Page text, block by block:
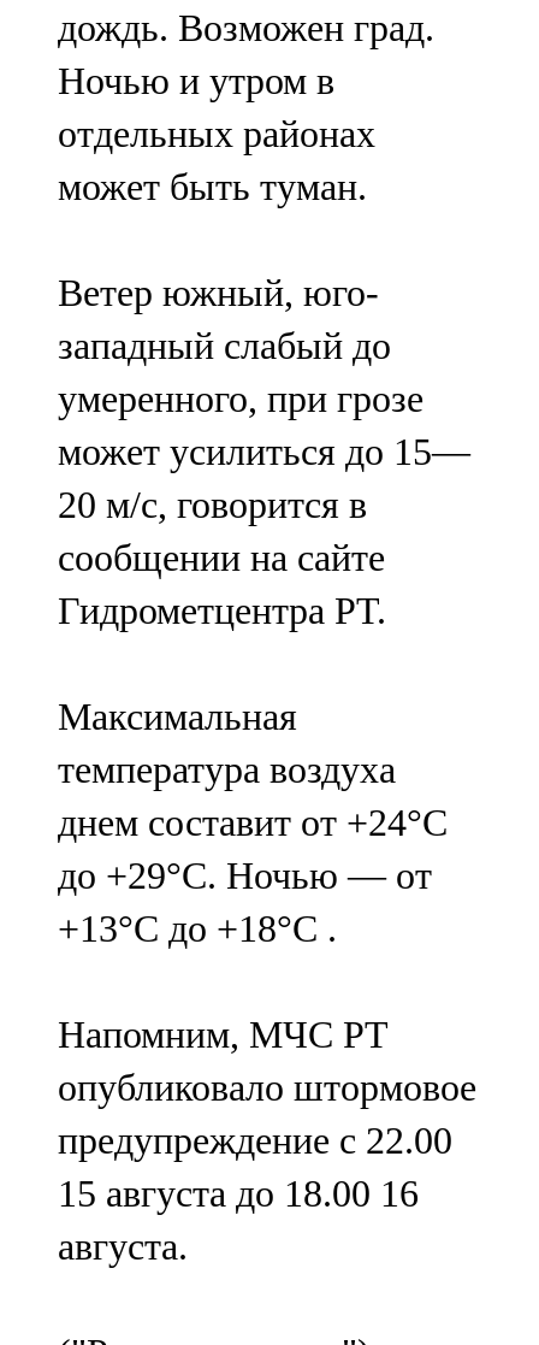
Нурлат
104,7 FM
Олы Әтнә
71,42 FM
107,8 FM
Теләче
106,1 FM
Түбән Кама
102,6 FM
Чирмешән
107,7 FM
103,0 FM
Чүпрәле
91,0 FM
Шәмәрдән
102,3 FM
107,0 FM
Яр Чаллы
105,5 FM
дождь. Возможен град.
Ночью и утром в
отдельных районах
может быть туман.
Ветер южный, юго-
западный слабый до
умеренного, при грозе
может усилиться до 15—
20 м/с, говорится в
сообщении на сайте
Гидрометцентра РТ.
Максимальная
температура воздуха
днем составит от +24°С
до +29°С. Ночью — от
+13°С до +18°С .
Напомним, МЧС РТ
опубликовало штормовое
предупреждение с 22.00
15 августа до 18.00 16
августа.